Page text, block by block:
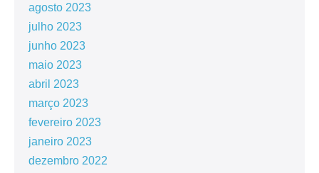
agosto 2023
julho 2023
junho 2023
maio 2023
abril 2023
março 2023
fevereiro 2023
janeiro 2023
dezembro 2022